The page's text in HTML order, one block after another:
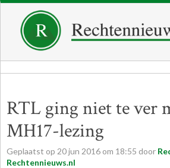
RTL ging niet te ver
MH17-lezing
Geplaatst op 20jun 2016 om 18:55 door
Rechtennieuws.nl